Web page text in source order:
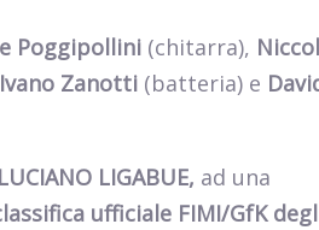
Poggipollini (chitarra),
Ivano Zanotti (batteria) e
LIGABUE, ad una
ufficiale FIMI/GfK